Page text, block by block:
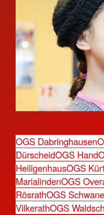
OGS Dabringhausen
DürscheidOGS Hand
HeiligenhausOGS
MarialindenOGS
RösrathOGS
VilkerathOGS